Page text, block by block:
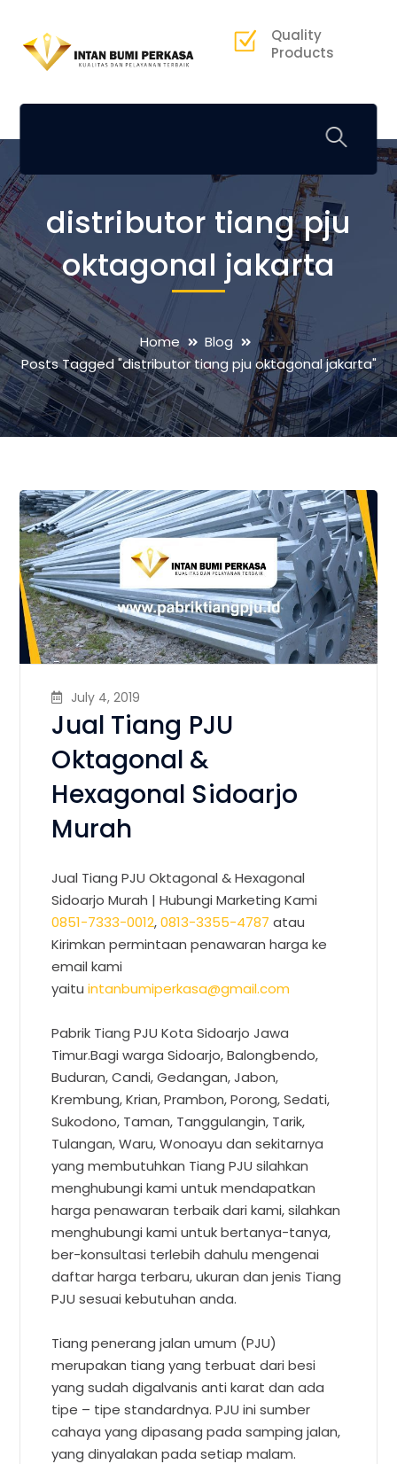
Quality
Products
distributor tiang pju
oktagonal jakarta
Home
Blog
Posts Tagged "distributor tiang pju oktagonal jakarta"
July 4, 2019
Jual Tiang PJU
Oktagonal &
Hexagonal Sidoarjo
Murah
Jual Tiang PJU Oktagonal & Hexagonal
Sidoarjo Murah | Hubungi Marketing Kami
0851-7333-0012,0813-3355-4787 atau
Kirimkan permintaan penawaran harga ke
email kami
yaituintanbumiperkasa@gmail.com
Pabrik Tiang PJU Kota Sidoarjo Jawa
Timur.Bagi warga Sidoarjo, Balongbendo,
Buduran, Candi, Gedangan, Jabon,
Krembung, Krian, Prambon, Porong, Sedati,
Sukodono, Taman, Tanggulangin, Tarik,
Tulangan, Waru, Wonoayu dan sekitarnya
yang membutuhkan Tiang PJU silahkan
menghubungi kami untuk mendapatkan
harga penawaran terbaik dari kami, silahkan
menghubungi kami untuk bertanya-tanya,
ber-konsultasi terlebih dahulu mengenai
daftar harga terbaru, ukuran dan jenis Tiang
PJU sesuai kebutuhan anda.
Tiang penerang jalan umum (PJU)
merupakan tiang yang terbuat dari besi
yang sudah digalvanis anti karat dan ada
tipe – tipe standardnya. PJU ini sumber
cahaya yang dipasang pada samping jalan,
yang dinyalakan pada setiap malam.